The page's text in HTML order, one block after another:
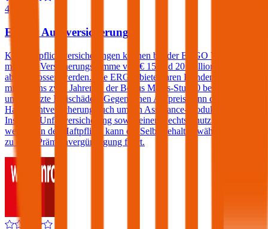
4,4
ERGO Autoversicherung
Kfz-Haftpflichtversicherungen können bei der ERGO Versicherung
mit einer Versicherungssumme von € 15 und 20 Millionen
abgeschlossen werden. Die ERGO bietet ihren Kunden, die sich seit
mindestens zwei Jahren in der Bonus Malus-Stufe 0 befinden,
unbegrenzte Freischäden. Gegen einen Aufpreis kann die Kfz-
Haftpflichtversicherung auch um ein Assistance-Produkt, eine
Insassen-Unfallversicherung sowie einen Rechtsschutz erweitert
werden. In der Haftpflicht kann ein Selbstbehalt gewählt werden der
zu einer Prämienvergünstigung führt.